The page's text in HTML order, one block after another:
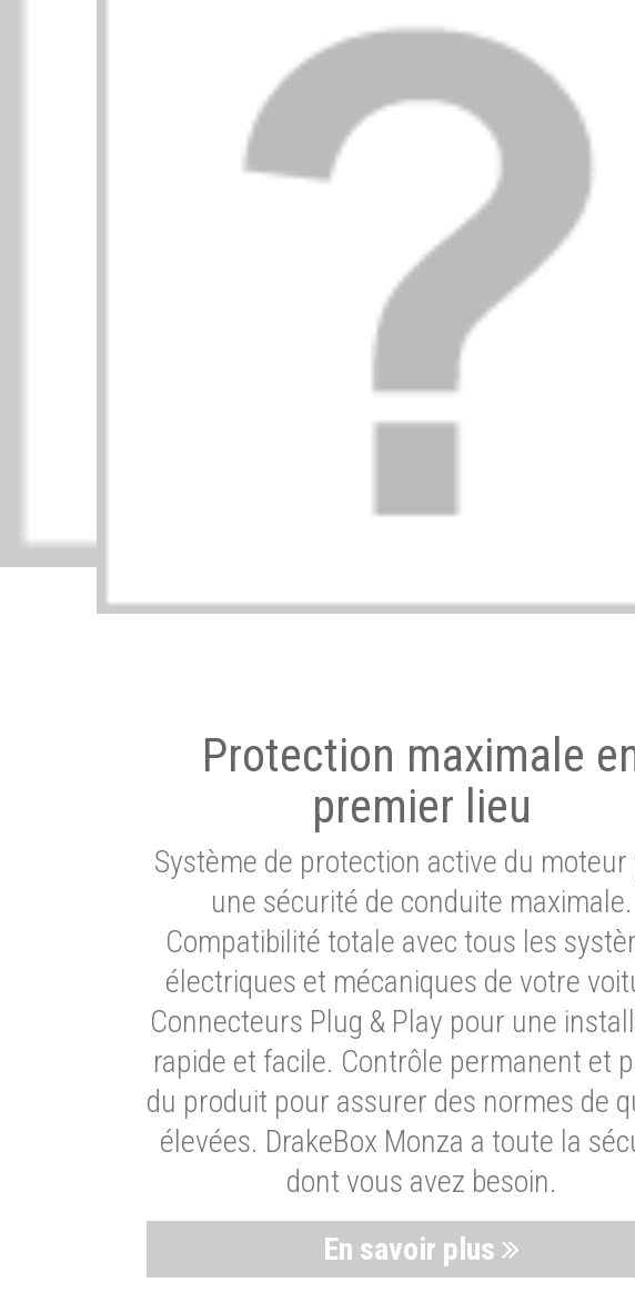
Protection maximale
premier lieu
Système de protection active du moteur
une sécurité de conduite maximale.
Compatibilité totale avec tous les
électriques et mécaniques de votre
Connecteurs Plug & Play pour une
rapide et facile. Contrôle permanent et
du produit pour assurer des normes de
élevées. DrakeBox Monza a toute la
dont vous avez besoin.
En savoir plus